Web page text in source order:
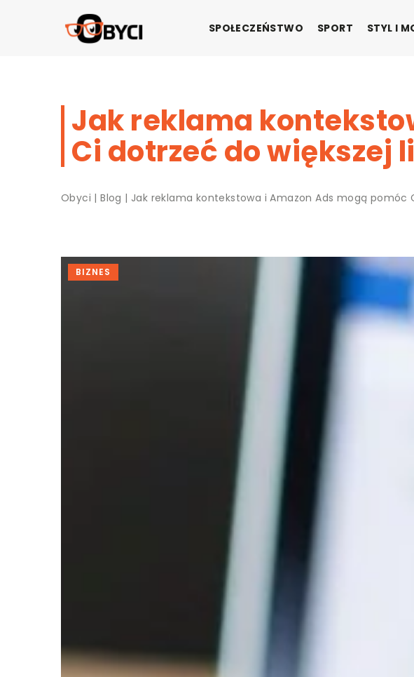
SPOŁECZEŃSTWO SPORT STYL I
Jak reklama
Ci dotrzeć do większej
Obyci |Blog | Jak reklama kontekstowa i Amazon Ads mogą pomóc
BIZNES
Stomatologia to dziedzina medycyny,
która zajmuje się leczeniem zębów oraz
działaniami profilaktycznymi, jak i